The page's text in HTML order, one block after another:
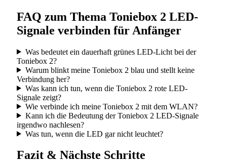
FAQ zum Thema Toniebox 2 LED-
Signale verbinden für Anfänger
Was bedeutet ein dauerhaft grünes LED-Licht bei der
Toniebox 2?
Warum blinkt meine Toniebox 2 blau und stellt keine
Verbindung her?
Was kann ich tun, wenn die Toniebox 2 rote LED-
Signale zeigt?
Wie verbinde ich meine Toniebox 2 mit dem WLAN?
Kann ich die Bedeutung der Toniebox 2 LED-Signale
irgendwo nachlesen?
Was tun, wenn die LED gar nicht leuchtet?
Fazit & Nächste Schritte